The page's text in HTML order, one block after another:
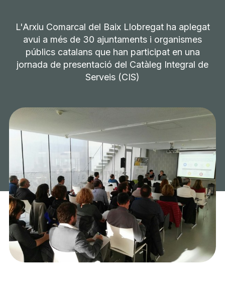
L'Arxiu Comarcal del Baix Llobregat ha aplegat
avui a més de 30 ajuntaments i organismes
públics catalans que han participat en una
jornada de presentació del Catàleg Integral de
Serveis (CIS)